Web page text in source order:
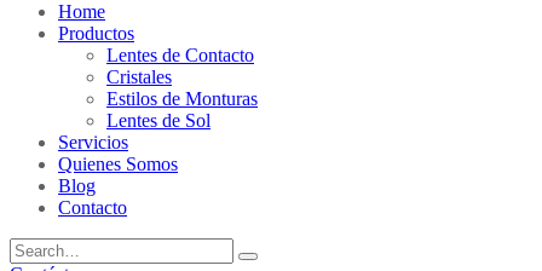
Home
Productos
Lentes de Contacto
Cristales
Estilos de Monturas
Lentes de Sol
Servicios
Quienes Somos
Blog
Contacto